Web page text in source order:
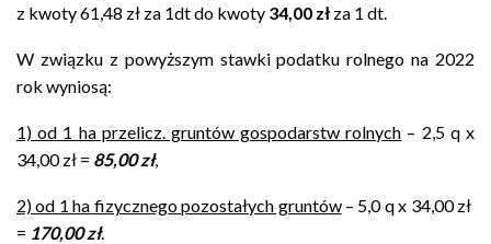
z kwoty 61,48 zł za 1dt do kwoty 34,00 zł za 1 dt.
W związku z powyższym stawki podatku rolnego na 2022
rok wyniosą:
1) od 1 haprzelicz. gruntów gospodarstw rolnych – 2,5 q x
34,00 zł = 85,00 zł,
2) od 1 ha fizycznego pozostałych gruntów– 5,0 q x 34,00 zł
= 170,00 zł.